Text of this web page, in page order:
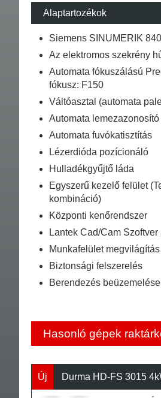
Alaptartozékok
Siemens SINUMERIK
Az elektromos szekrény
Automata fókuszálású
fókusz: F150
Váltóasztal (automata
Automata
Automata fuvókatisztítás
Lézerdióda pozícionáló
Hulladékgyűjtő láda
Egyszerű kezelő felület
kombináció)
Központi kenőrendszer
Lantek Cad/Cam
Munkafelület megvilágítás
Biztonsági felszerelés
Berendezés
Hasonló gépek
Új Durma HD-FS 3015